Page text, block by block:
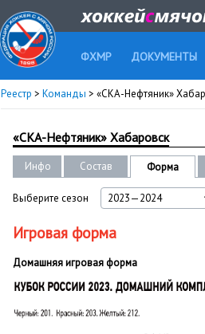
ФХМР ДОКУМЕНТЫ
Реестр > Команды > «СКА-Нефтяник»
«СКА-Нефтяник» Хабаровск
Инфо Состав Форма
Выберите сезон 2023—2024
Игровая форма
Домашняя игровая форма